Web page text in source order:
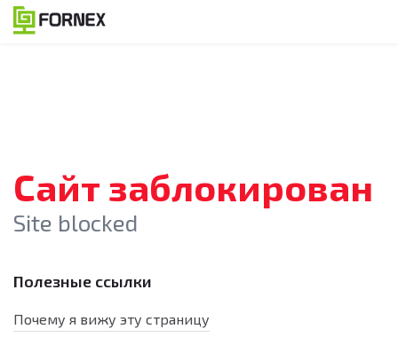
Сайт заблокирован
Site blocked
Полезные ссылки
Почему я вижу эту страницу